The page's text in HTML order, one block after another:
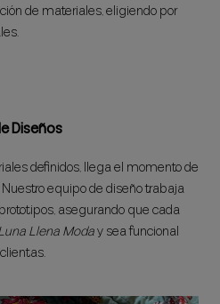
de materiales, eligiendo por
Diseños
definidos, llega el momento de
equipo de diseño trabaja
asegurando que cada
Llena Moday sea funcional